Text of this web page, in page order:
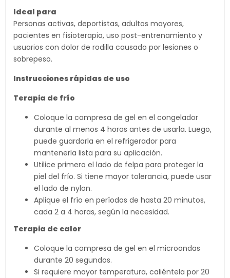
Ideal para
Personas activas, deportistas, adultos mayores,
pacientes en fisioterapia, uso post-entrenamiento y
usuarios con dolor de rodilla causado por lesiones o
sobrepeso.
Instrucciones rápidas de uso
Terapia de frío
Coloque la compresa de gel en el congelador
durante al menos 4 horas antes de usarla. Luego,
puede guardarla en el refrigerador para
mantenerla lista para su aplicación.
Utilice primero el lado de felpa para proteger la
piel del frío. Si tiene mayor tolerancia, puede usar
el lado de nylon.
Aplique el frío en períodos de hasta 20 minutos,
cada 2 a 4 horas, según la necesidad.
Terapia de calor
Coloque la compresa de gel en el microondas
durante 20 segundos.
Si requiere mayor temperatura, caliéntela por 20